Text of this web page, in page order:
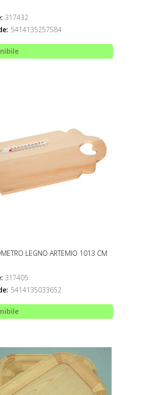
317432
5414135257584
LEGNO ARTEMIO 1013 CM
317405
5414135033652